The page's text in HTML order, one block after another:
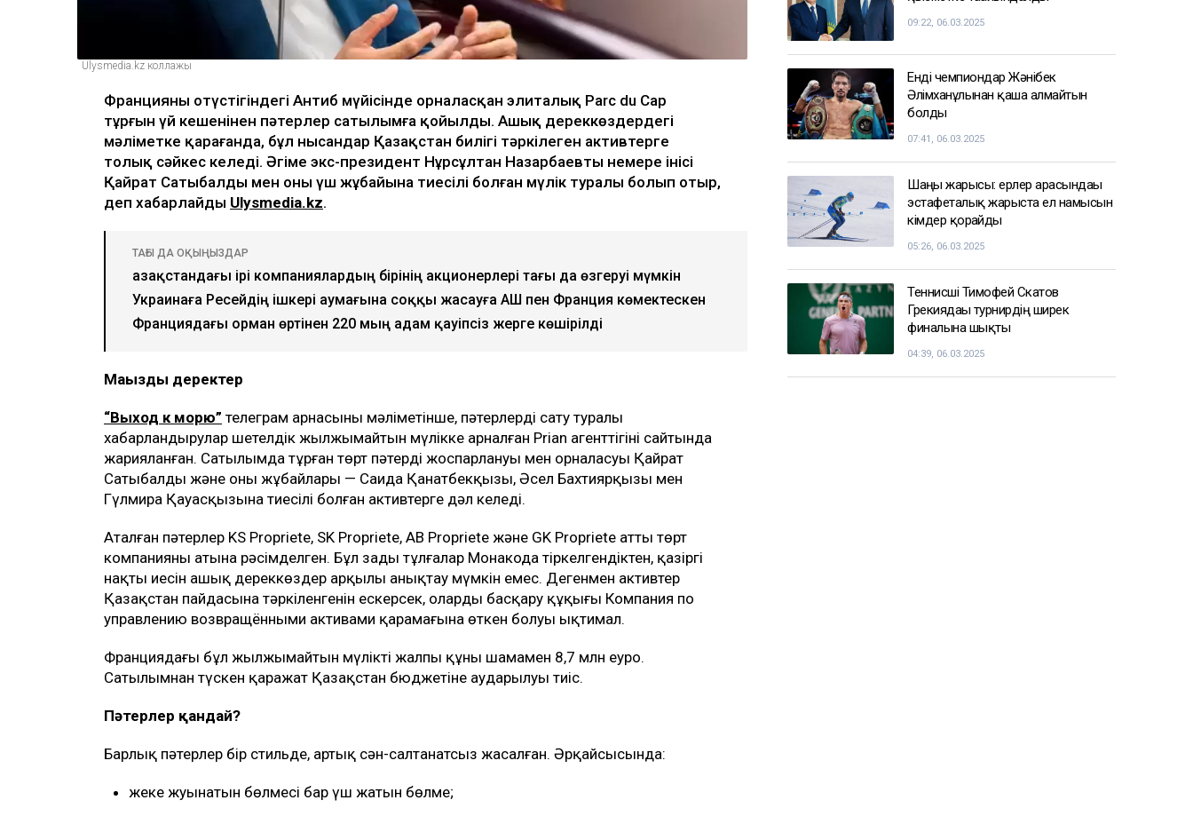
Ulysmedia.kz коллажы
Францияның оңтүстігіндегі Антиб мүйісінде орналасқан элиталық Parc du Cap
тұрғын үй кешенінен пәтерлер сатылымға қойылды. Ашық дереккөздердегі
мәліметке қарағанда, бұл нысандар Қазақстан билігі тәркілеген активтерге
толық сәйкес келеді. Әңгіме экс-президент Нұрсұлтан Назарбаевтың немере інісі
Қайрат Сатыбалды мен оның үш жұбайына тиесілі болған мүлік туралы болып отыр,
деп хабарлайды Ulysmedia.kz.
ТАҒЫ ДА ОҚЫҢЫЗДАР
Қазақстандағы ірі компаниялардың бірінің акционерлері тағы да өзгеруі мүмкін
Украинаға Ресейдің ішкері аумағына соққы жасауға АҚШ пен Франция көмектескен
Франциядағы орман өртінен 220 мың адам қауіпсіз жерге көшірілді
Маңызды деректер
“Выход к морю” телеграм арнасының мәліметінше, пәтерлерді сату туралы
хабарландырулар шетелдік жылжымайтын мүлікке арналған Prian агенттігінің сайтында
жарияланған. Сатылымда тұрған төрт пәтердің жоспарлануы мен орналасуы Қайрат
Сатыбалды және оның жұбайлары — Саида Қанатбекқызы, Әсел Бахтиярқызы мен
Гүлмира Қауасқызына тиесілі болған активтерге дәл келеді.
Аталған пәтерлер KS Propriete, SK Propriete, AB Propriete және GK Propriete атты төрт
компанияның атына рәсімделген. Бұл заңды тұлғалар Монакода тіркелгендіктен, қазіргі
нақты иесін ашық дереккөздер арқылы анықтау мүмкін емес. Дегенмен активтер
Қазақстан пайдасына тәркіленгенін ескерсек, оларды басқару құқығы Компания по
управлению возвращёнными активами қарамағына өткен болуы ықтимал.
Франциядағы бұл жылжымайтын мүліктің жалпы құны шамамен 8,7 млн еуро.
Сатылымнан түскен қаражат Қазақстан бюджетіне аударылуы тиіс.
Пәтерлер қандай?
Барлық пәтерлер бір стильде, артық сән-салтанатсыз жасалған. Әрқайсысында:
жеке жуынатын бөлмесі бар үш жатын бөлме;
09:22, 06.03.2025
Енді чемпиондар Жәнібек
Әлімханұлынан қаша алмайтын
болды
07:41, 06.03.2025
Шаңғы жарысы: ерлер арасындағы
эстафеталық жарыста ел намысын
кімдер қорғайды
05:26, 06.03.2025
Теннисші Тимофей Скатов
Грекиядағы турнирдің ширек
финалына шықты
04:39, 06.03.2025